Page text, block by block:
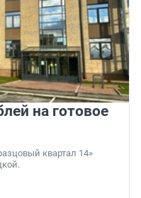
на готовое
квартал 14»